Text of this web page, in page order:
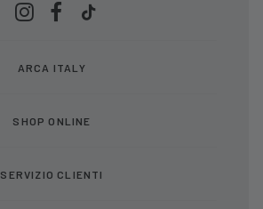
ARCA ITALY
SHOP ONLINE
SERVIZIO CLIENTI